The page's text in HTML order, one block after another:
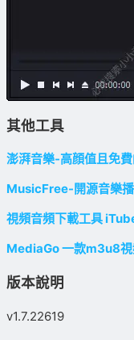
其他工具
澎湃音樂-高顔值且免
MusicFree-開源音樂播
視頻音頻下載工具
MediaGo 一款m3u8
版本說明
v1.7.22619